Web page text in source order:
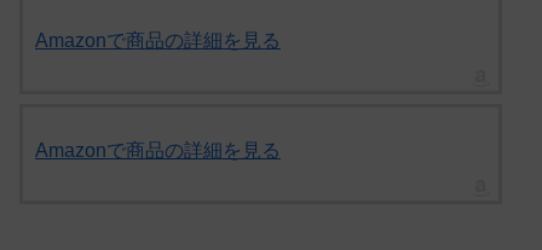
Amazonで商品の詳細を見る
Amazonで商品の詳細を見る